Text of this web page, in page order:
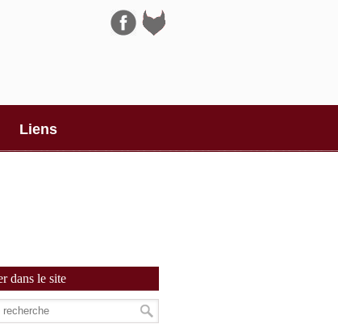
Liens
Navigation
dans le site